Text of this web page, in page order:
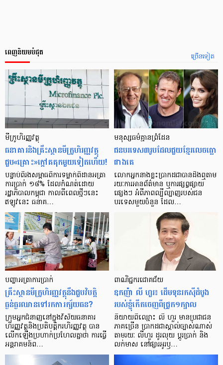
ច្រើនទៀត
ពេញនិយមបំផុត
មីក្រូ​ហិរញ្ញវត្ថុ
ធនាគារ​និង​គ្រឹះស្ថាន​មីក្រូ​ហិរញ្ញវត្ថុ​
ជួប«គ្រោះ»ក្តៅ​គគុក​មួយ​ទៀត​ហើយ!
បន្ទាប់​ពី​រង​សម្ពាធ​​ពី​ការ​ទម្លាក់​ពិដាន​អត្រា​
ការ​ប្រាក់ ១៨​% ដែល​កំណត់​ដោយ​
រដ្ឋាភិបាល​កម្ពុជា កាល​ពី​ពេល​ថ្មីៗ​នេះ
ឥឡូវ​នេះ ធនាគ…
មនុស្ស​ធម៌​គ្មាន​ព្រំដែន
ជន​បរទេស​៣​រូប​ដែល​ជួយ​ខ្មែរ​លេច​ធ្លោ​
ជាង​គេ
លោកអ្នក​នាង​ខ្លះ​ប្រាកដ​ជា​បាន​​ដឹង​ឮ​តាម​
រយៈ​ការ​អាន​ព័ត៌មាន ឬ​ការ​ផ្សព្វផ្សាយ​
ផ្សេងៗ អំពី​ភាព​ល្បីល្បាញ​របស់​ជន​
បរទេស​មួយ​ចំនួន ដែល…
បញ្ហា​អត្រា​ការប្រាក់
គ្រឹះស្ថាន​មីក្រូ​ហិរញ្ញវត្ថុ​នឹង​ជួប​វិបត្តិ​
ធ្ងន់ធ្ងរ​ឈាន​ទៅ​រក​ការ​ក្ស័យធន?
ក្រុម​អ្នក​ជំនាញ​នៅ​ក្នុង​វិស័យ​ធនាគារ
ហិរញ្ញវត្ថុ​និង​ប្រតិបត្តិករ​ហិរញ្ញ​វត្ថុ បាន​​
លើក​ឡើង​ប្រហាក់​ប្រហែល​គ្នា​ថា ការ​ធ្វើ​
អន្តរាគមន៍​ព…
ពាណិជ្ជករជោគជ័យ
ឧកញ៉ា លី ហួរ៖ ដើមទុនរកស៊ីដំបូង
របស់ខ្ញុំកើតចេញពីជ្រូក១ក្បាល
និយាយ​ពី​ឈ្មោះ លី ហួរ មាន​ប្រជាជន​
ភាគ​ច្រើន ប្រាកដ​ជា​ស្គាល់​ច្បាស់​ណាស់
តាមរយៈ លីហួរ ដូរ​លុយ ប្តូរ​បា្រក់ និង​
លក់​មាស នៅ​ផ្សារ​អូរ​ឫ…